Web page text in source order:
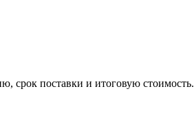
срок поставки и итоговую стоимость.